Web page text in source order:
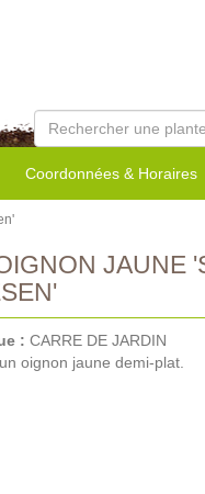
Coordonnées & Horaires
JAUNE
: CARRE DE JARDIN
oignon jaune demi-plat.